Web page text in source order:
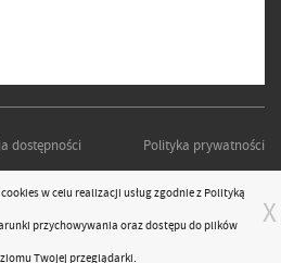
dostępności Polityka prywatności
W RZESZOWIE
X
cookiesw celu realizacji usług zgodnie z Polityką
przychowywania oraz dostępu do plików
Twojej przeglądarki.